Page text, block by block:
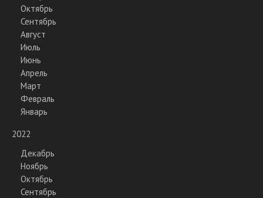
Октябрь
Сентябрь
Август
Июль
Июнь
Апрель
Март
Февраль
Январь
2022
Декабрь
Ноябрь
Октябрь
Сентябрь